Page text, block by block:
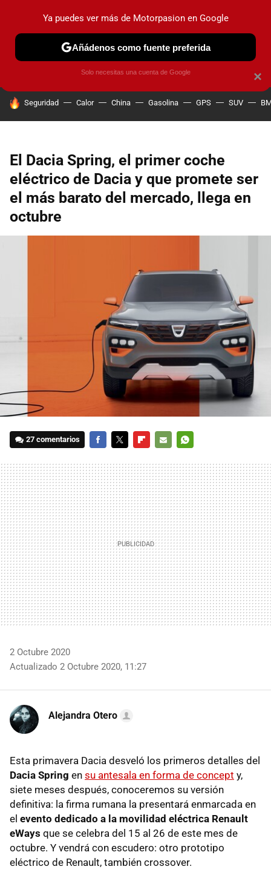
PRUEBAS COCHES ELÉCTRICOS OBSERVATORIO
HOY SE HABLA DE
Seguridad Calor China Gasolina GPS SUV
El Dacia Spring, el primer coche
eléctrico de Dacia y que promete ser
el más barato del mercado, llega en
octubre
27 comentarios
MAIL
2 Octubre 2020
Actualizado 2 Octubre 2020, 11:27
Alejandra Otero
Esta primavera Dacia desveló los primeros detalles del
Dacia Spring en su antesala en forma de concept y,
siete meses después, conoceremos su versión
definitiva: la firma rumana la presentará enmarcada en
el evento dedicado a la movilidad eléctrica Renault
eWays que se celebra del 15 al 26 de este mes de
octubre. Y vendrá con escudero: otro prototipo
eléctrico de Renault, también crossover.
×
Ya puedes ver más de Motorpasion en Google
Añádenos como fuente preferida
Solo necesitas una cuenta de Google